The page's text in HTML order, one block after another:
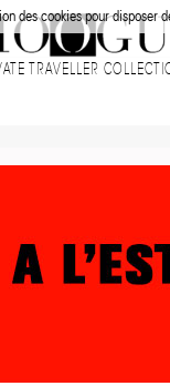
des cookies pour disposer
TRAVELLER